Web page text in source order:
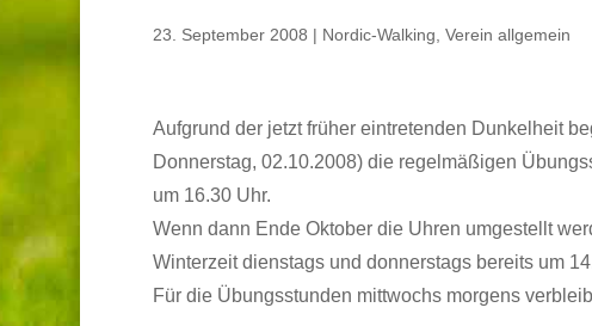
23. September 2008 | Nordic-Walking Verein allgemein
Aufgrund der jetzt früher eintretenden Dunkelheit
Donnerstag, 02.10.2008) die regelmäßigen
um 16.30 Uhr.
Wenn dann Ende Oktober die Uhren umgestellt
Winterzeit dienstags und donnerstags bereits um
Für die Übungsstunden mittwochs morgens